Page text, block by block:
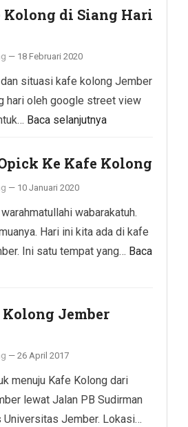
Kolong di Siang Hari
— 18 Februari 2020
situasi kafe kolong Jember
hari oleh google street view
Baca selanjutnya
Ke Kafe Kolong
— 10 Januari 2020
wabarakatuh.
Hari ini kita ada di kafe
Ini satu tempat yang… Baca
Jember
— 26 April 2017
menuju Kafe Kolong dari
lewat Jalan PB Sudirman
Universitas Jember. Lokasi…